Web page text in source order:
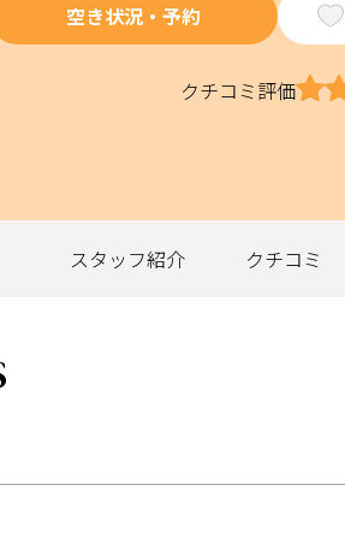
空き状況・予約
クチコミ評価
スタッフ紹介 クチコミ